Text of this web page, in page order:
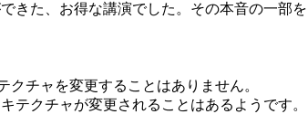
た、お得な講演でした。その本音の一部を
チャを変更することはありません。
テクチャが変更されることはあるようです。